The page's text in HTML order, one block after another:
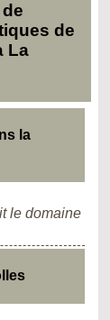
de
La
la
le domaine